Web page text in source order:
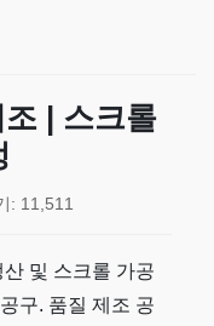
| 스크롤
: 11,511
및 스크롤 가공
구. 품질 제조 공